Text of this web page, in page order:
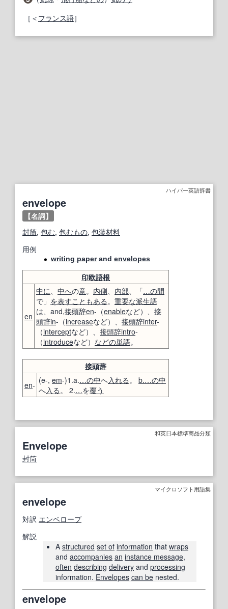
［＜ フランス語］
ハイパー英語辞書
envelope
【名詞】
封筒, 包む, 包むもの, 包装材料
用例
writing paperand envelopes
印欧語根
en
中に 中への意。 内側 内部 、「…の間
で」 を表すこともある 。 重要な派生語
は、and,接頭辞en-（enableなど）、 接
頭辞in-（increaseなど）、 接頭辞inter-
（interceptなど）、 接頭辞intro-
（introduceなど） などの単語。
接頭辞
en- (e-, em-)1.a.…の中へ入れる 。 b.…の中
へ入る 。 2.…を覆う
和英日本標準商品分類
Envelope
封筒
マイクロソフト用語集
envelope
対訳 エンベロープ
解説
A structured set of information that wraps
and accompanies an instance message,
often describing delivery and processing
information. Envelopes can be nested.
envelope